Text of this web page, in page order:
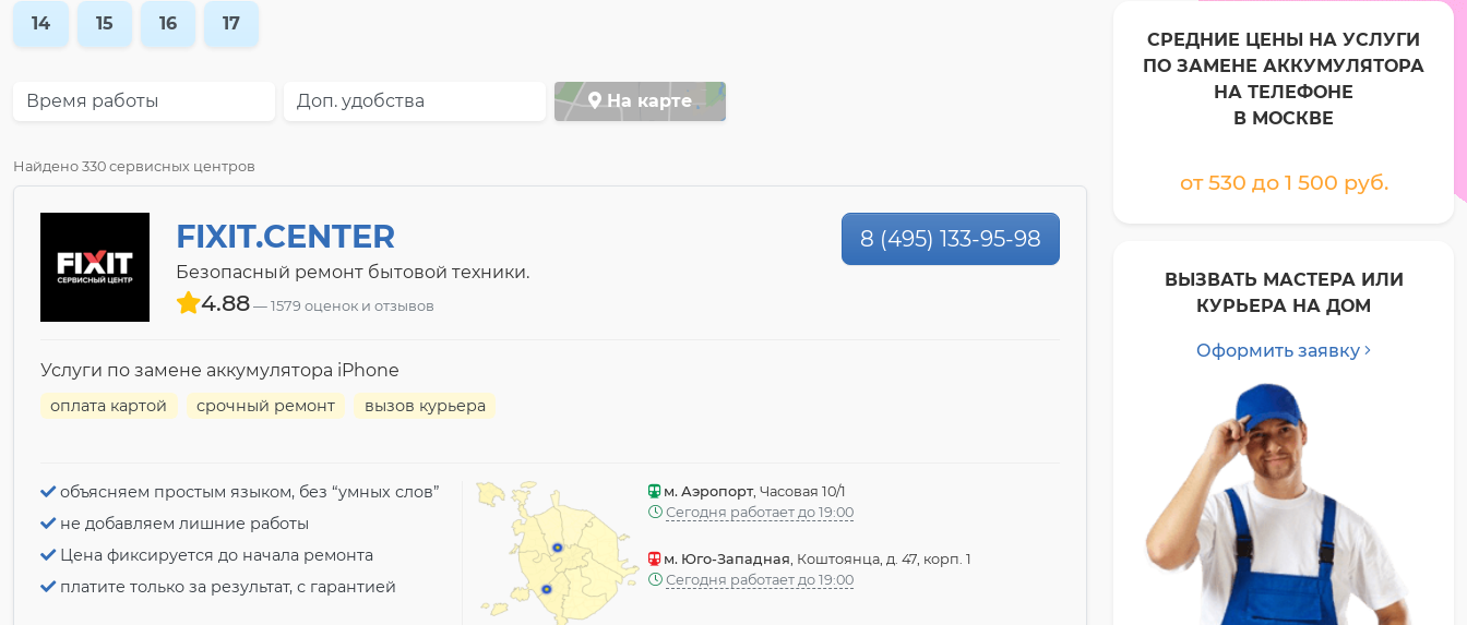
14 15 16 17
Время работы Доп. удобства На карте
Найдено 330 сервисных центров
FIXIT.CENTER
Безопасный ремонт бытовой техники.
4.88 1579 оценок и отзывов
8 (495) 133-95-98
Услуги по замене аккумулятора iPhone
оплата картой срочный ремонт вызов курьера
объясняем простым языком, без “умных слов”
не добавляем лишние работы
Цена фиксируется до начала ремонта
платите только за результат, с гарантией
м. Аэропорт, Часовая 10/1
Сегодня работает до 19:00
м. Юго-Западная, Коштоянца, д. 47, корп. 1
Сегодня работает до 19:00
СРЕДНИЕ ЦЕНЫ НА УСЛУГИ
ПО ЗАМЕНЕ АККУМУЛЯТОРА
НА ТЕЛЕФОНЕ
В МОСКВЕ
от 530 до 1 500 pyб.
ВЫЗВАТЬ МАСТЕРА ИЛИ
КУРЬЕРА НА ДОМ
Оформить заявку